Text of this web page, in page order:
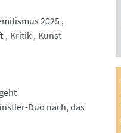
2025
Kritik
Kunst
Duo nach, das